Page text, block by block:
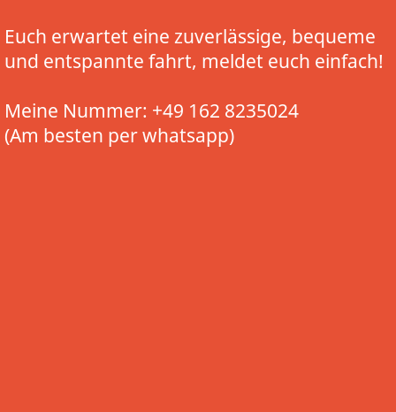
Euch erwartet eine zuverlässige, bequeme
und entspannte fahrt, meldet euch einfach!
Meine Nummer: +49 162 8235024
(Am besten per whatsapp)